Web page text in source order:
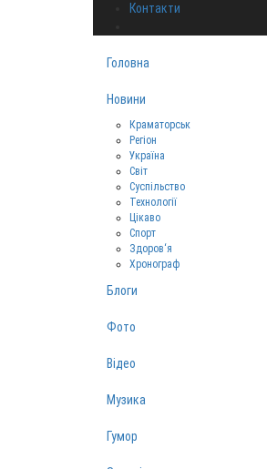
Контакти
Головна
Новини
Краматорськ
Регіон
Україна
Світ
Суспільство
Технології
Цікаво
Спорт
Здоров‘я
Хронограф
Блоги
Фото
Відео
Музика
Гумор